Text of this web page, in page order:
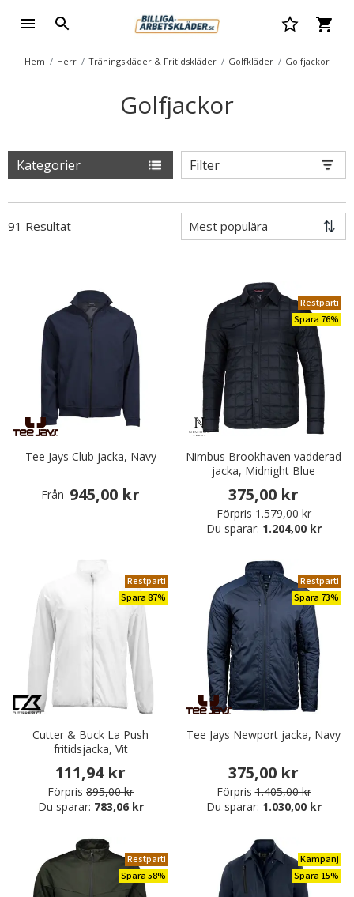
Hem Herr Träningskläder & Fritidskläder Golfkläder Golfjackor
Golfjackor
Kategorier Filter
91 Resultat
Tee Jays Club jacka, Navy
Från 945,00 kr
Restparti
Spara 76%
Nimbus Brookhaven vadderad
jacka, Midnight Blue
375,00 kr
Förpris 1.579,00 kr
Du sparar: 1.204,00 kr
Restparti
Spara 87%
Cutter & Buck La Push
fritidsjacka, Vit
111,94 kr
Förpris 895,00 kr
Du sparar: 783,06 kr
Restparti
Spara 73%
Tee Jays Newport jacka, Navy
375,00 kr
Förpris 1.405,00 kr
Du sparar: 1.030,00 kr
Restparti
Spara 58%
Kampanj
Spara 15%